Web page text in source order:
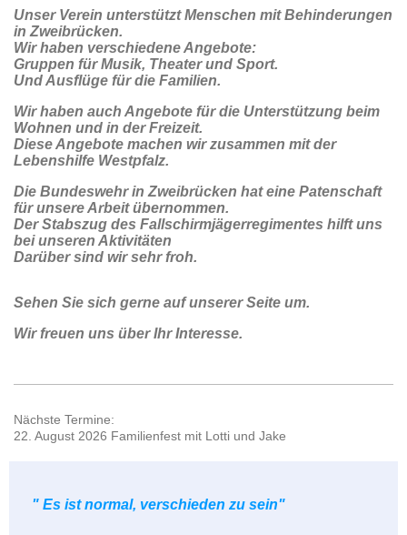
Unser Verein unterstützt Menschen mit Behinderungen
in Zweibrücken.
Wir haben verschiedene Angebote:
Gruppen für Musik, Theater und Sport.
Und Ausflüge für die Familien.
Wir haben auch Angebote für die Unterstützung beim
Wohnen und in der Freizeit.
Diese Angebote machen wir zusammen mit der
Lebenshilfe Westpfalz.
Die Bundeswehr in Zweibrücken hat eine Patenschaft
für unsere Arbeit übernommen.
Der Stabszug des Fallschirmjägerregimentes hilft uns
bei unseren Aktivitäten
Darüber sind wir sehr froh.
Sehen Sie sich gerne auf unserer Seite um.
Wir freuen uns über Ihr Interesse.
Nächste Termine:
22. August 2026 Familienfest mit Lotti und Jake
" Es ist normal, verschieden zu sein"